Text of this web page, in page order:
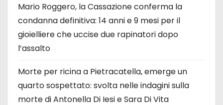
Mario Roggero, la Cassazione conferma la
condanna definitiva: 14 anni e 9 mesi per il
gioielliere che uccise due rapinatori dopo
l’assalto
Morte per ricina a Pietracatella, emerge un
quarto sospettato: svolta nelle indagini sulla
morte di Antonella Di Iesi e Sara Di Vita